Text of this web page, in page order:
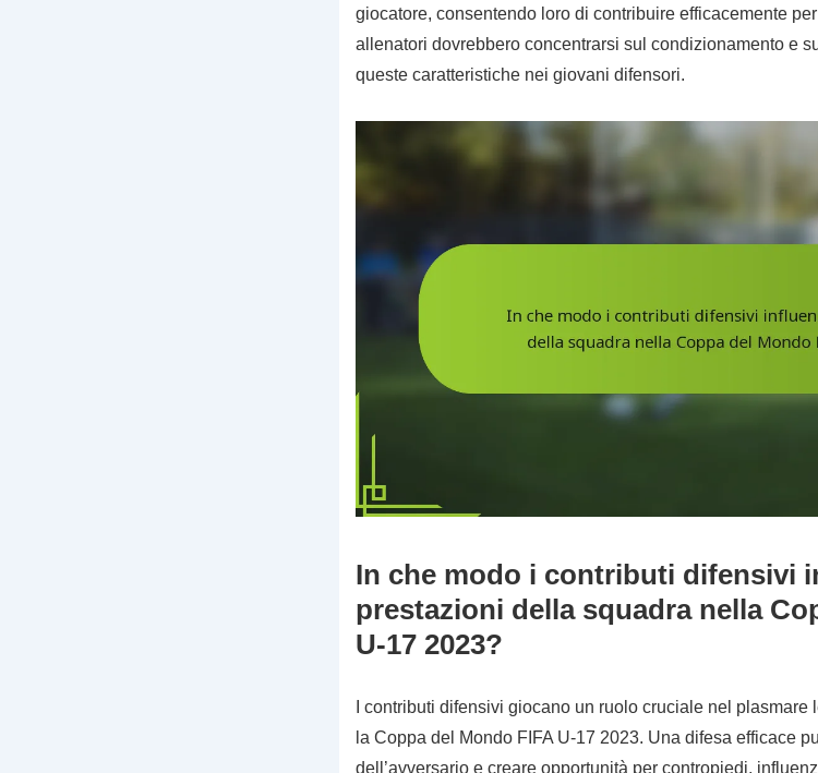
giocatore, consentendo loro di contribuire efficacemente
allenatori dovrebbero concentrarsi sul condizionamento e
queste caratteristiche nei giovani difensori.
In che modo i contributi difensivi
prestazioni della squadra nella
U-17 2023?
I contributi difensivi giocano un ruolo cruciale nel
la Coppa del Mondo FIFA U-17 2023. Una difesa efficace
dell’avversario e creare opportunità per contropiedi,